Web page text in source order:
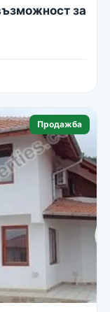
за
Продажба